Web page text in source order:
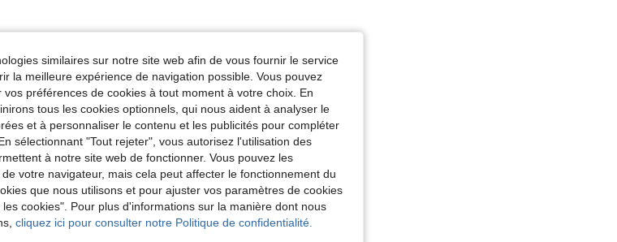
Utile (0)
similaires sur notre site web afin de vous fournir le service
la meilleure expérience de navigation possible. Vous pouvez
préférences de cookies à tout moment à votre choix. En
tous les cookies optionnels, qui nous aident à analyser le
et à personnaliser le contenu et les publicités pour compléter
sélectionnant "Tout rejeter", vous autorisez l'utilisation des
à notre site web de fonctionner. Vous pouvez les
votre navigateur, mais cela peut affecter le fonctionnement du
que nous utilisons et pour ajuster vos paramètres de cookies
cookies". Pour plus d'informations sur la manière dont nous
cliquez ici pour consulter notre Politique de confidentialité.